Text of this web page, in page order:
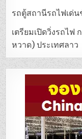
รถตู้สถานีรถไฟเด่
เตรียมเปิดวิ่งรถไฟ
หวาด) ประเทศลาว